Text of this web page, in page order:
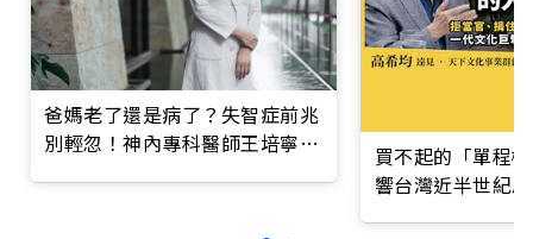
爸媽老了還是病了？失智症前兆
別輕忽！神內專科醫師王培寧呼
買不起的「單程
響台灣近半世紀